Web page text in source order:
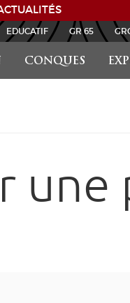
CONQUES
EDUCATIF GR 65
une